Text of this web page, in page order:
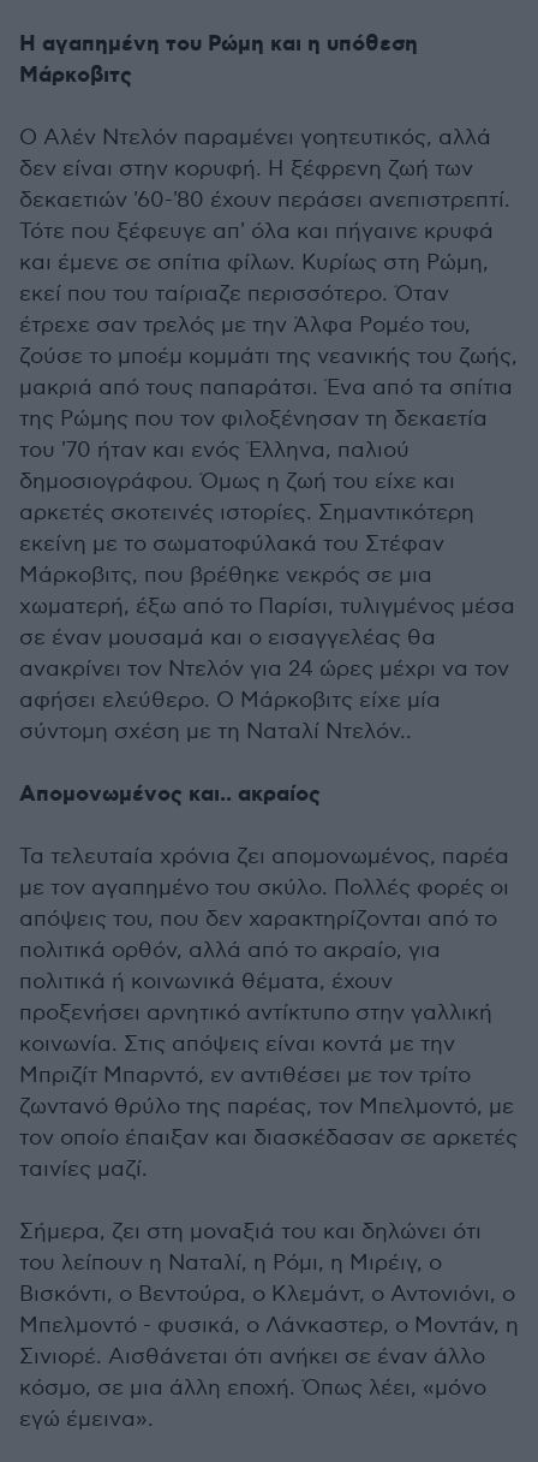
Η αγαπημένη του Ρώμη και η υπόθεση
Μάρκοβιτς
Ο Αλέν Ντελόν παραμένει γοητευτικός, αλλά
δεν είναι στην κορυφή. Η ξέφρενη ζωή των
δεκαετιών '60-'80 έχουν περάσει ανεπιστρεπτί.
Τότε που ξέφευγε απ' όλα και πήγαινε κρυφά
και έμενε σε σπίτια φίλων. Κυρίως στη Ρώμη,
εκεί που του ταίριαζε περισσότερο. Όταν
έτρεχε σαν τρελός με την Άλφα Ρομέο του,
ζούσε το μποέμ κομμάτι της νεανικής του ζωής,
μακριά από τους παπαράτσι. Ένα από τα σπίτια
της Ρώμης που τον φιλοξένησαν τη δεκαετία
του '70 ήταν και ενός Έλληνα, παλιού
δημοσιογράφου. Όμως η ζωή του είχε και
αρκετές σκοτεινές ιστορίες. Σημαντικότερη
εκείνη με το σωματοφύλακά του Στέφαν
Μάρκοβιτς, που βρέθηκε νεκρός σε μια
χωματερή, έξω από το Παρίσι, τυλιγμένος μέσα
σε έναν μουσαμά και ο εισαγγελέας θα
ανακρίνει τον Ντελόν για 24 ώρες μέχρι να τον
αφήσει ελεύθερο. Ο Μάρκοβιτς είχε μία
σύντομη σχέση με τη Ναταλί Ντελόν..
Απομονωμένος και.. ακραίος
Τα τελευταία χρόνια ζει απομονωμένος, παρέα
με τον αγαπημένο του σκύλο. Πολλές φορές οι
απόψεις του, που δεν χαρακτηρίζονται από το
πολιτικά ορθόν, αλλά από το ακραίο, για
πολιτικά ή κοινωνικά θέματα, έχουν
προξενήσει αρνητικό αντίκτυπο στην γαλλική
κοινωνία. Στις απόψεις είναι κοντά με την
Μπριζίτ Μπαρντό, εν αντιθέσει με τον τρίτο
ζωντανό θρύλο της παρέας, τον Μπελμοντό, με
τον οποίο έπαιξαν και διασκέδασαν σε αρκετές
ταινίες μαζί.
Σήμερα, ζει στη μοναξιά του και δηλώνει ότι
του λείπουν η Ναταλί, η Ρόμι, η Μιρέιγ, ο
Βισκόντι, ο Βεντούρα, ο Κλεμάντ, ο Αντονιόνι, ο
Μπελμοντό - φυσικά, ο Λάνκαστερ, ο Μοντάν, η
Σινιορέ. Αισθάνεται ότι ανήκει σε έναν άλλο
κόσμο, σε μια άλλη εποχή. Όπως λέει, «μόνο
εγώ έμεινα».